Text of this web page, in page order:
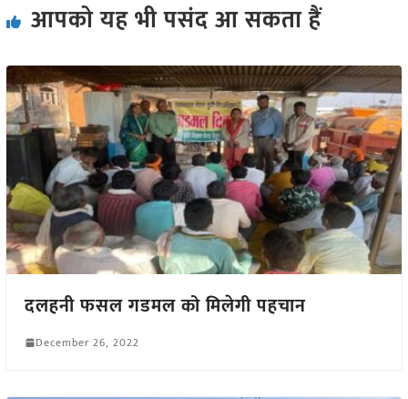
आपको यह भी पसंद आ सकता हैं
दलहनी फसल गडमल को मिलेगी पहचान
December 26, 2022